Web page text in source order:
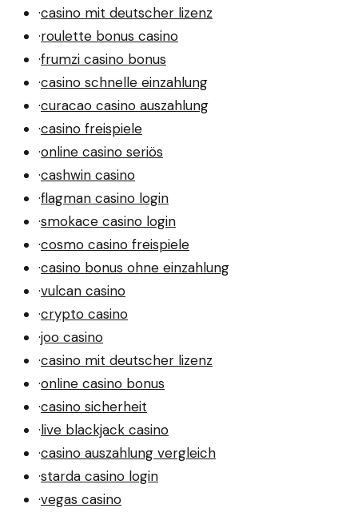
·casino mit deutscher lizenz
·roulette bonus casino
·frumzi casino bonus
·casino schnelle einzahlung
·curacao casino auszahlung
·casino freispiele
·online casino seriös
·cashwin casino
·flagman casino login
·smokace casino login
·cosmo casino freispiele
·casino bonus ohne einzahlung
·vulcan casino
·crypto casino
·joo casino
·casino mit deutscher lizenz
·online casino bonus
·casino sicherheit
·live blackjack casino
·casino auszahlung vergleich
·starda casino login
·vegas casino